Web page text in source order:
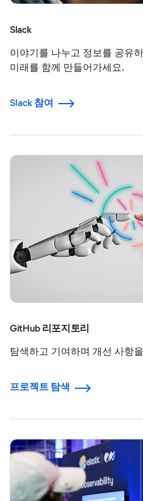
Slack
이야기를 나누고 정보를 공유
미래를 함께 만들어가세요.
Slack 참여
GitHub 리포지토리
탐색하고 기여하며 개선 사항
프로젝트 탐색